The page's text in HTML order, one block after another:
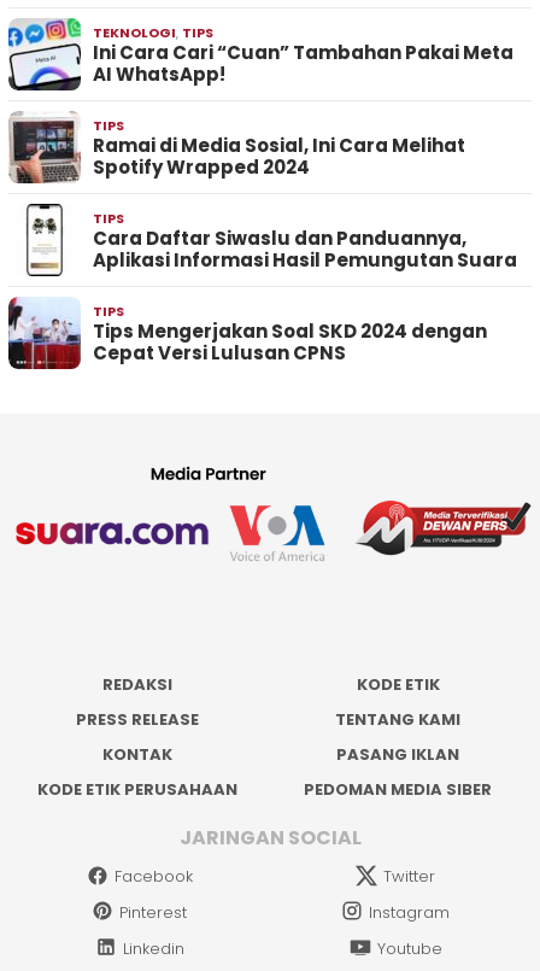
TEKNOLOGI, TIPS
Ini Cara Cari “Cuan” Tambahan Pakai Meta
AI WhatsApp!
TIPS
Ramai di Media Sosial, Ini Cara Melihat
Spotify Wrapped 2024
TIPS
Cara Daftar Siwaslu dan Panduannya,
Aplikasi Informasi Hasil Pemungutan Suara
TIPS
Tips Mengerjakan Soal SKD 2024 dengan
Cepat Versi Lulusan CPNS
REDAKSI
KODE ETIK
PRESS RELEASE
TENTANG KAMI
KONTAK
PASANG IKLAN
KODE ETIK PERUSAHAAN
PEDOMAN MEDIA SIBER
JARINGAN SOCIAL
Facebook
Twitter
Pinterest
Instagram
Linkedin
Youtube